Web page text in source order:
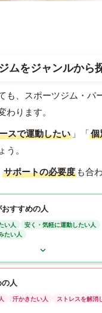
ムをジャンルから
も、スポーツジム・
わります。
スで運動したい 」「個
。
サポートの必要度 も合
すすめの人
い人
安く・気軽に運動したい人
たい人
人
汗かきたい人 ストレスを解消